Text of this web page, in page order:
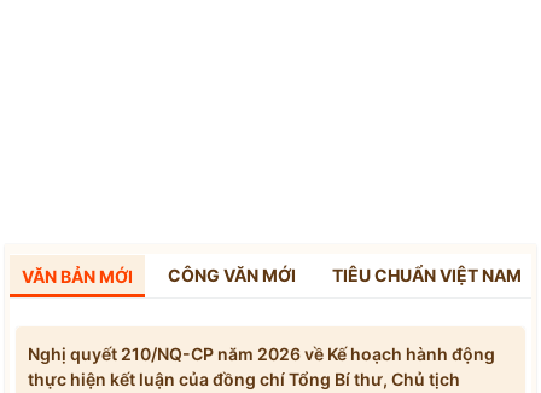
VĂN BẢN MỚI CÔNG VĂN MỚI TIÊU CHUẨN VIỆT NAM
Nghị quyết 210/NQ-CP năm 2026 về Kế hoạch hành động
thực hiện kết luận của đồng chí Tổng Bí thư, Chủ tịch